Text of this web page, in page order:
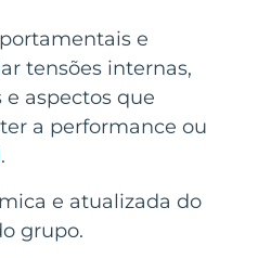
e
tensões internas,
e aspectos que
a performance ou
.
e atualizada do
grupo.